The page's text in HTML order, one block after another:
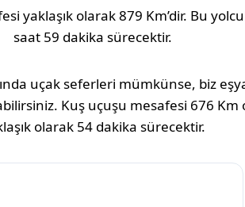
yaklaşık olarak879 Km’dir. Bu
saat 59 dakika sürecektir.
uçak seferleri mümkünse, biz
Kuş uçuşu mesafesi 676 Km
olarak 54 dakika sürecektir.